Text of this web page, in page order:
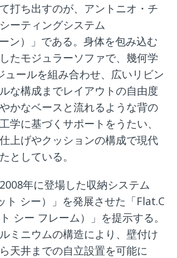
打ち出すのが、アントニオ・チ
ーティングシステム
ン）」である。身体を包み込む
たモジュラーソファで、幾何学
ュールを組み合わせ、広いリビン
な構成までレイアウトの自由度
かなベースと流れるような背の
学に基づくサポートをうたい、
上げやクッションの構成で現代
としている。
年に登場した収納システム
ト シー）」を発展させた「Flat.C
シー フレーム）」を提示する。
ミニウムの構造により、壁付け
天井までの自立設置を可能に